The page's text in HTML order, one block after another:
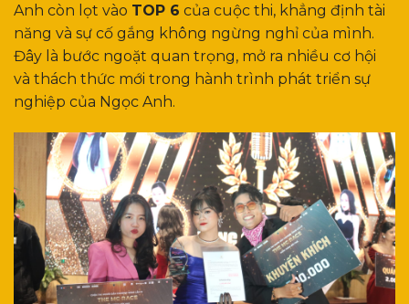
Anh còn lọt vào TOP 6 của cuộc thi, khẳng định tài
năng và sự cố gắng không ngừng nghỉ của mình.
Đây là bước ngoặt quan trọng, mở ra nhiều cơ hội
và thách thức mới trong hành trình phát triển sự
nghiệp của Ngọc Anh.